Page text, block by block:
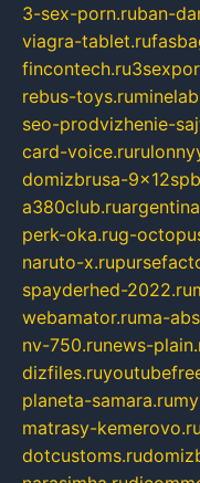
3-sex-porn.ruban-
viagra-tablet.ru
fincontech.ru
rebus-toys.ru
seo-prodvizhenie-
card-voice.ru
domizbrusa-
a380club.ru
perk-oka.rug-
naruto-x.ru
spayderhed-2022.ru
webamator.ruma-
nv-750.runews-
dizfiles.ru
planeta-samara.ru
matrasy-kemerovo.ru
dotcustoms.ru